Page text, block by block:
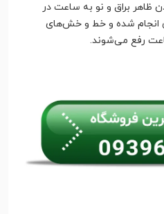
ظاهر براق و نو به ساعت در
انجام شده و خط و خش‌های
رفع می‌شوند.